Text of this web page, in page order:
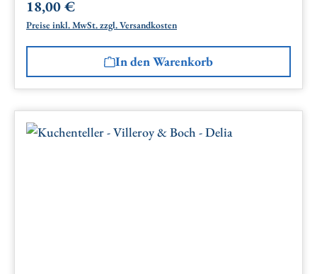
Regulärer Preis:
18,00 €
Preise inkl. MwSt. zzgl. Versandkosten
In den Warenkorb